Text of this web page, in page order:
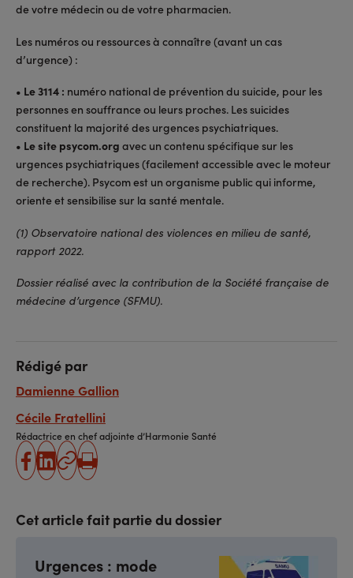
de votre médecin ou de votre pharmacien.
Les numéros ou ressources à connaître (avant un cas
d’urgence) :
• Le 3114 : numéro national de prévention du suicide, pour les
personnes en souffrance ou leurs proches. Les suicides
constituent la majorité des urgences psychiatriques.
• Le site psycom.org avec un contenu spécifique sur les
urgences psychiatriques (facilement accessible avec le moteur
de recherche). Psycom est un organisme public qui informe,
oriente et sensibilise sur la santé mentale.
(1) Observatoire national des violences en milieu de santé,
rapport 2022.
Dossier réalisé avec la contribution de la Société française de
médecine d’urgence (SFMU).
Rédigé par
Damienne Gallion
Cécile Fratellini
Rédactrice en chef adjointe d’Harmonie Santé
partager
facebook
partager
linkedin
Copier
Imprimer
Cet article fait partie du dossier
Urgences : mode